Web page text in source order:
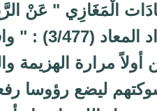
الْمَغَازِي " عَنْ
قال ابن
أولاً مرارة
ليضع رؤوسا